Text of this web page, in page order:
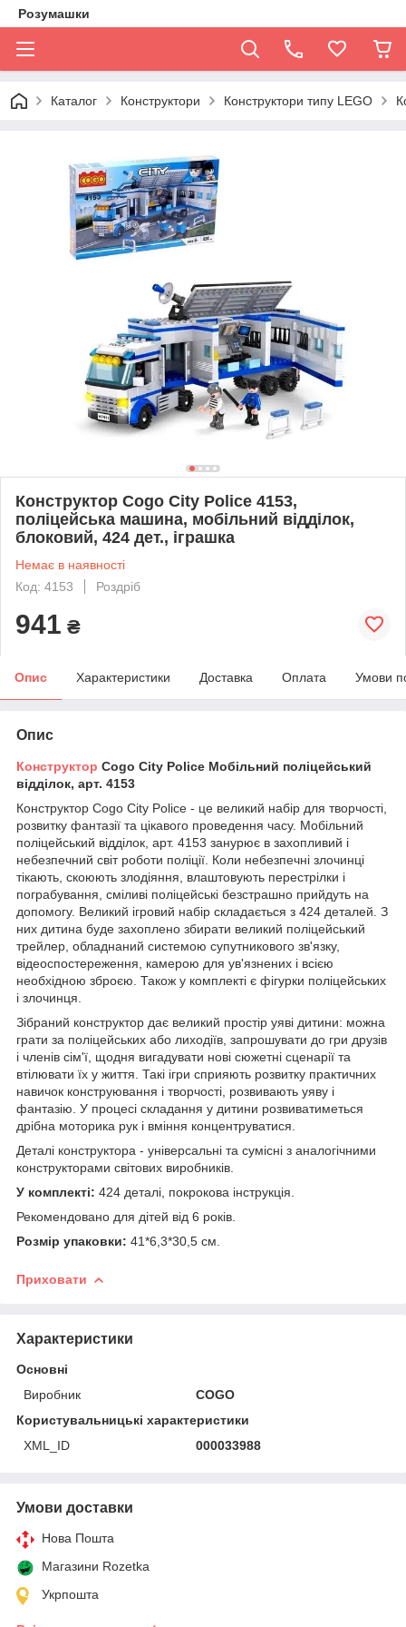
Розумашки
Каталог Конструктори Конструктори типу LEGO
Конструктор Cogo City Police 4153,
поліцейська машина, мобільний відділок,
блоковий, 424 дет., іграшка
Немає в наявності
Код: 4153
Роздріб
941 ₴
Опис Характеристики Доставка Оплата Умови
Опис
Конструктор Cogo City Police Мобільний поліцейський
відділок, арт. 4153
Конструктор Cogo City Police - це великий набір для творчості,
розвитку фантазії та цікавого проведення часу. Мобільний
поліцейський відділок, арт. 4153 занурює в захопливий і
небезпечний світ роботи поліції. Коли небезпечні злочинці
тікають, скоюють злодіяння, влаштовують перестрілки і
пограбування, сміливі поліцейські безстрашно прийдуть на
допомогу. Великий ігровий набір складається з 424 деталей. З
них дитина буде захоплено збирати великий поліцейський
трейлер, обладнаний системою супутникового зв'язку,
відеоспостереження, камерою для ув'язнених і всією
необхідною зброєю. Також у комплекті є фігурки поліцейських
і злочинця.
Зібраний конструктор дає великий простір уяві дитини: можна
грати за поліцейських або лиходіїв, запрошувати до гри друзів
і членів сім'ї, щодня вигадувати нові сюжетні сценарії та
втілювати їх у життя. Такі ігри сприяють розвитку практичних
навичок конструювання і творчості, розвивають уяву і
фантазію. У процесі складання у дитини розвиватиметься
дрібна моторика рук і вміння концентруватися.
Деталі конструктора - універсальні та сумісні з аналогічними
конструкторами світових виробників.
У комплекті: 424 деталі, покрокова інструкція.
Рекомендовано для дітей від 6 років.
Розмір упаковки: 41*6,3*30,5 см.
Приховати
Характеристики
Основні
Виробник
COGO
Користувальницькі характеристики
XML_ID
000033988
Умови доставки
Нова Пошта
Магазини Rozetka
Укрпошта